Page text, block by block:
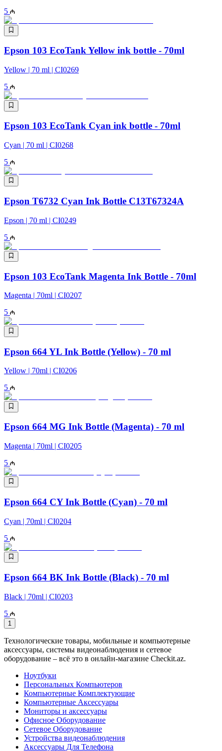
5
Epson 103 EcoTank Yellow ink bottle - 70ml
Yellow | 70 ml | CI0269
5
Epson 103 EcoTank Cyan ink bottle - 70ml
Cyan | 70 ml | CI0268
5
Epson T6732 Cyan Ink Bottle C13T67324A
Epson | 70 ml | CI0249
5
Epson 103 EcoTank Magenta Ink Bottle - 70ml
Magenta | 70ml | CI0207
5
Epson 664 YL Ink Bottle (Yellow) - 70 ml
Yellow | 70ml | CI0206
5
Epson 664 MG Ink Bottle (Magenta) - 70 ml
Magenta | 70ml | CI0205
5
Epson 664 CY Ink Bottle (Cyan) - 70 ml
Cyan | 70ml | CI0204
5
Epson 664 BK Ink Bottle (Black) - 70 ml
Black | 70ml | CI0203
5
1
Технологические товары, мобильные и компьютерные
аксессуары, системы видеонаблюдения и сетевое
оборудование – всё это в онлайн-магазине Checkit.az.
Ноутбуки
Персональных Компьютеров
Компьютерные Комплектующие
Компьютерные Аксессуары
Мониторы и аксессуары
Офисное Оборудование
Сетевое Оборудование
Устройства видеонаблюдения
Аксессуары Для Телефона